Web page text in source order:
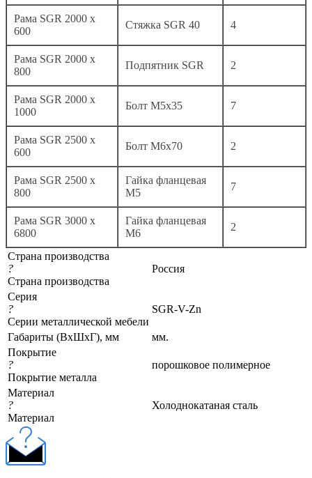
Рама SGR 2000 x
600
Стяжка SGR 40 4
Рама SGR 2000 x
800
Подпятник SGR 2
Рама SGR 2000 x
1000
Болт М5х35 7
Рама SGR 2500 x
600
Болт М6х70 2
Рама SGR 2500 x
800
Гайка фланцевая
М5
7
Рама SGR 3000 x
6800
Гайка фланцевая
М6
2
Страна производства
?
Страна производства
Россия
Серия
?
Серии металлической мебели
SGR-V-Zn
Габариты (ВхШхГ), мм
мм.
Покрытие
?
Покрытие металла
порошковое полимерное
Материал
?
Материал
Холоднокатаная сталь